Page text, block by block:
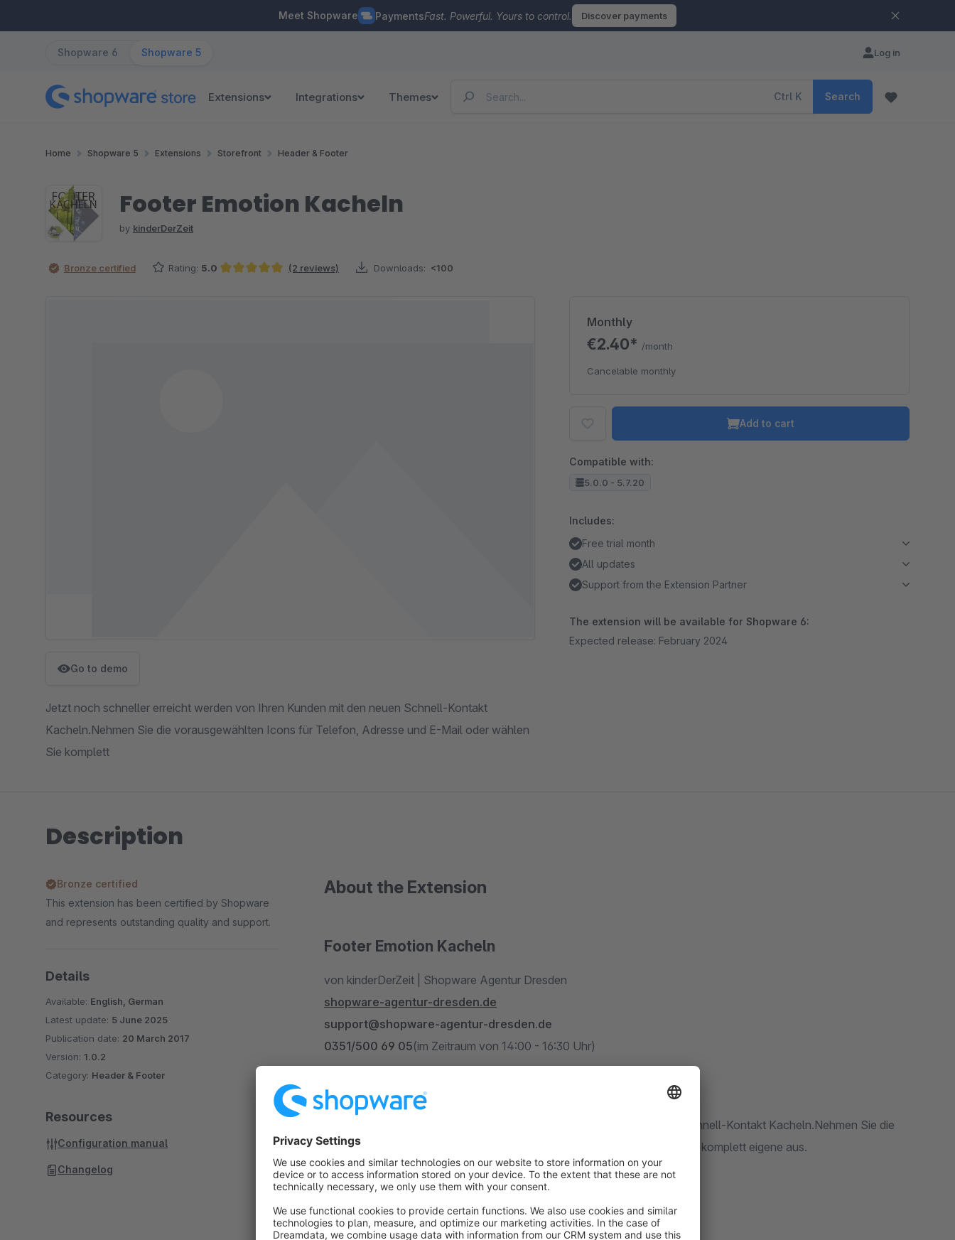
Meet Shopware PaymentsFast. Powerful. Yours to control. Discover payments
Shopware 6 Shopware 5 Log in
Extensions Integrations Themes Ctrl K Search
Home Shopware 5 Extensions Storefront Header & Footer
Footer Emotion Kacheln
by kinderDerZeit
Bronze certified Rating: 5.0 (2 reviews) Downloads: <100
Go to demo
Jetzt noch schneller erreicht werden von Ihren Kunden mit den neuen Schnell-Kontakt
Kacheln.Nehmen Sie die vorausgewählten Icons für Telefon, Adresse und E-Mail oder wählen
Sie komplett
Monthly
€2.40* /month
Cancelable monthly
Add to cart
Compatible with:
5.0.0 - 5.7.20
Includes:
Free trial month
All updates
Support from the Extension Partner
The extension will be available for Shopware 6:
Expected release: February 2024
Description
About the Extension
Footer Emotion Kacheln
von kinderDerZeit | Shopware Agentur Dresden
shopware-agentur-dresden.de
support@shopware-agentur-dresden.de
0351/500 69 05(im Zeitraum von 14:00 - 16:30 Uhr)
Produktinformationen
Jetzt noch schneller erreicht werden von Ihren Kunden mit den neuen Schnell-Kontakt Kacheln.Nehmen Sie die
vorausgewählten Icons für Telefon, Adresse und E-Mail oder wählen Sie komplett eigene aus.
Testen Sie es doch einfach mal unverbindlich und kostenfrei aus.
Bronze certified
This extension has been certified by Shopware
and represents outstanding quality and support.
Details
Available: English, German
Latest update: 5 June 2025
Publication date: 20 March 2017
Version: 1.0.2
Category: Header & Footer
Resources
Configuration manual
Changelog